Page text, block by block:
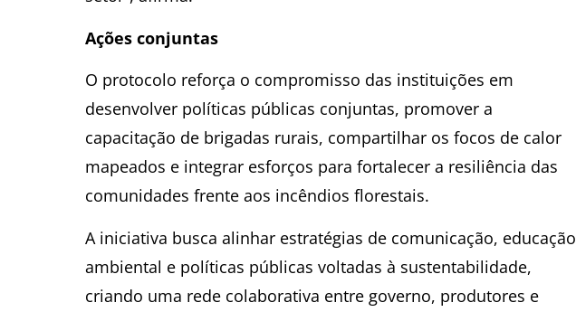
Ações conjuntas
O protocolo reforça o compromisso das instituições em
desenvolver políticas públicas conjuntas, promover a
capacitação de brigadas rurais, compartilhar os focos de calor
mapeados e integrar esforços para fortalecer a resiliência das
comunidades frente aos incêndios florestais.
A iniciativa busca alinhar estratégias de comunicação, educação
ambiental e políticas públicas voltadas à sustentabilidade,
criando uma rede colaborativa entre governo, produtores e